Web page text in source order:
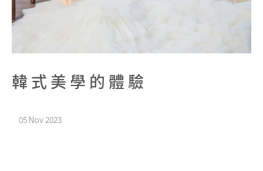
韓式美學的體驗
05 Nov 2023